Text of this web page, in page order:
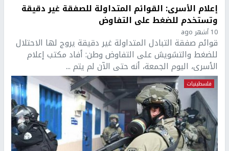
إعلام الأسرى: القوائم المتداولة للصفقة غير دقيقة
وتستخدم للضغط على التفاوض
10 أشهر ago
قوائم صفقة التبادل المتداولة غير دقيقة يروج لها الاحتلال
للضغط والتشويش على التفاوض وطن: أفاد مكتب إعلام
الأسرى، اليوم الجمعة، أنه حتى الآن لم يتم ...
فلسطينيات